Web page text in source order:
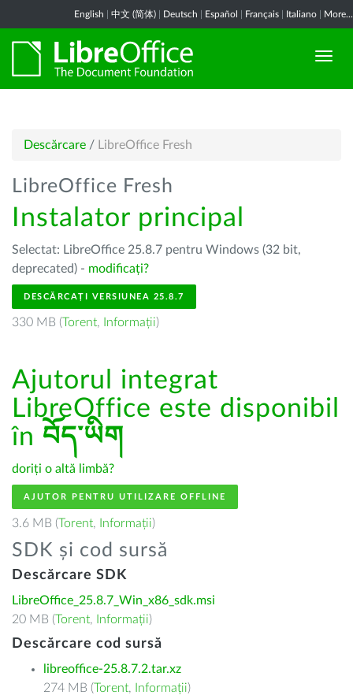
English 中文 (简体) Deutsch Español Français Italiano More...
Descărcare / LibreOffice Fresh
LibreOffice Fresh
Instalator principal
Selectat: LibreOffice 25.8.7 pentru Windows (32 bit,
deprecated) - modificați?
DESCĂRCAȚI VERSIUNEA 25.8.7
330 MB (Torent, Informații)
Ajutorul integrat
LibreOffice este disponibil
în བོད་ཡིག
doriți o altă limbă?
AJUTOR PENTRU UTILIZARE OFFLINE
3.6 MB (Torent, Informații)
SDK și cod sursă
Descărcare SDK
LibreOffice_25.8.7_Win_x86_sdk.msi
20 MB (Torent, Informații)
Descărcare cod sursă
libreoffice-25.8.7.2.tar.xz
274 MB (Torent, Informații)